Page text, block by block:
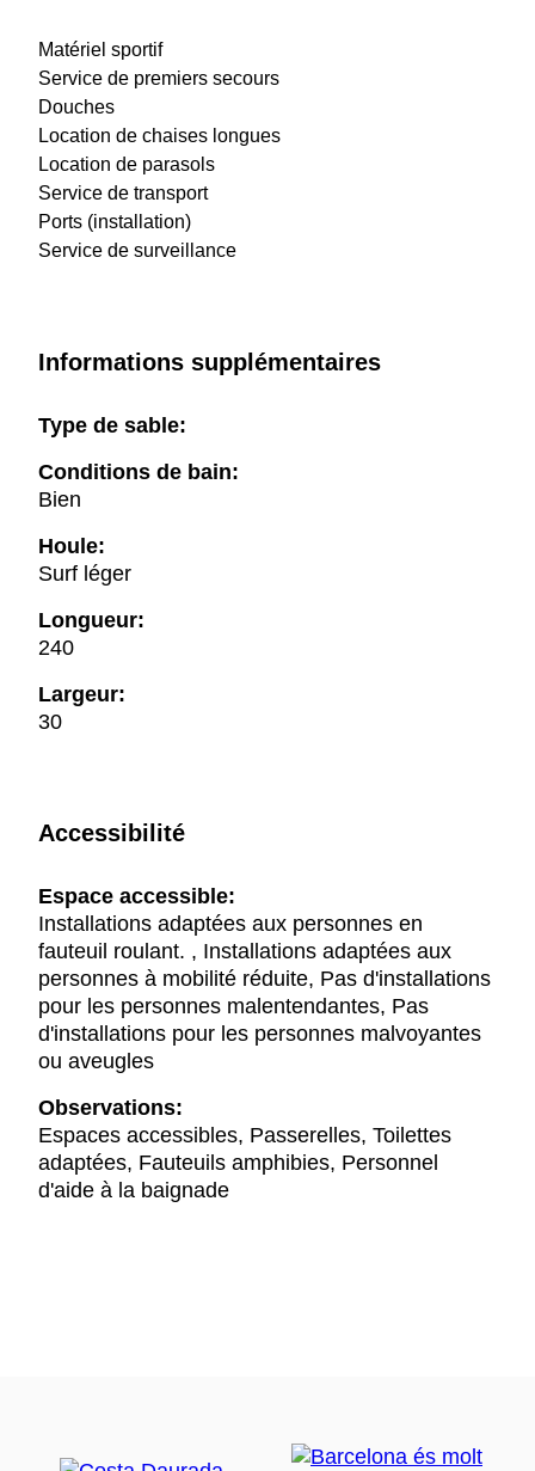
Matériel sportif
Service de premiers secours
Douches
Location de chaises longues
Location de parasols
Service de transport
Ports (installation)
Service de surveillance
Informations supplémentaires
Type de sable:
Conditions de bain:
Bien
Houle:
Surf léger
Longueur:
240
Largeur:
30
Accessibilité
Espace accessible:
Installations adaptées aux personnes en
fauteuil roulant. , Installations adaptées aux
personnes à mobilité réduite, Pas d'installations
pour les personnes malentendantes, Pas
d'installations pour les personnes malvoyantes
ou aveugles
Observations:
Espaces accessibles, Passerelles, Toilettes
adaptées, Fauteuils amphibies, Personnel
d'aide à la baignade